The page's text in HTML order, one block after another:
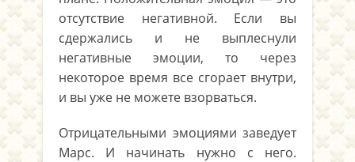
отсутствие негативной. Если вы
сдержались и не выплеснули
негативные эмоции, то через
некоторое время все сгорает внутри,
и вы уже не можете взорваться.
Отрицательными эмоциями заведует
Марс. И начинать нужно с него.